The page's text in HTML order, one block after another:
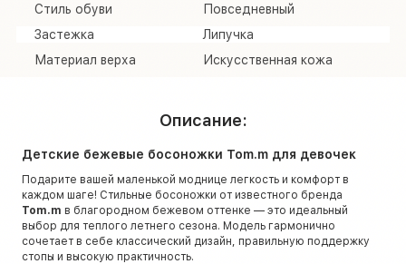
Стиль обуви
Повседневный
Застежка
Липучка
Материал верха
Искусственная кожа
Описание:
Детские бежевые босоножки Tom.m для девочек
Подарите вашей маленькой моднице легкость и комфорт в
каждом шаге! Стильные босоножки от известного бренда
Tom.m в благородном бежевом оттенке — это идеальный
выбор для теплого летнего сезона. Модель гармонично
сочетает в себе классический дизайн, правильную поддержку
стопы и высокую практичность.